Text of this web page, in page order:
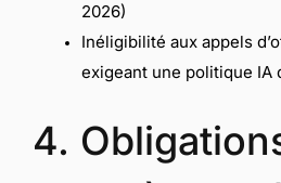
2026)
Inéligibilité aux appels
exigeant une politique IA
4.